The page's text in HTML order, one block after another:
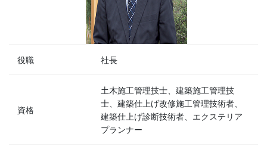
役職 社長
資格
土木施工管理技士、建築施工管理技
士、建築仕上げ改修施工管理技術者、
建築仕上げ診断技術者、エクステリア
プランナー